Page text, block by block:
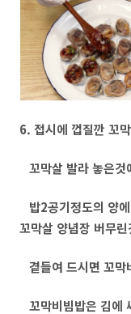
6. 접시에 껍질깐 꼬
꼬막살 발라 놓은것
밥2공기정도의 양
꼬막살 양념장 버무
곁들여 드시면 꼬막
꼬막비빔밥은 김에